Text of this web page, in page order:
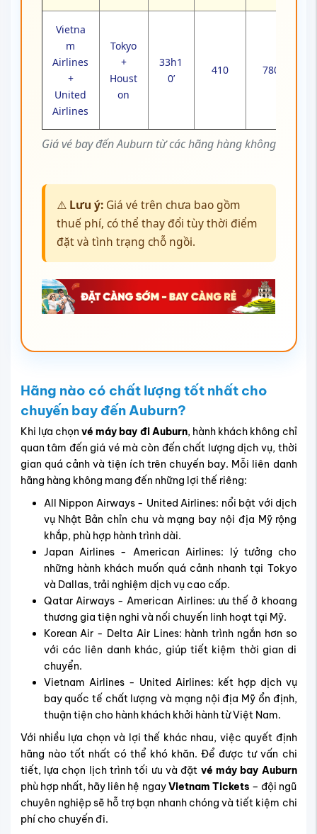
Giá vé bay đến Auburn từ các hãng hàng không
Vietna
m
Airlines
+
United
Airlines
Tokyo
+
Houst
on
33h1
0’
410 780
⚠️ Lưu ý:Giá vé trên chưa bao gồm
thuế phí, có thể thay đổi tùy thời điểm
đặt và tình trạng chỗ ngồi.
Hãng nào có chất lượng tốt nhất cho
chuyến bay đến Auburn?
Khi lựa chọnvé máy bay đi Auburn, hành khách không chỉ
quan tâm đến giá vé mà còn đến chất lượng dịch vụ, thời
gian quá cảnh và tiện ích trên chuyến bay. Mỗi liên danh
hãng hàng không mang đến những lợi thế riêng:
All Nippon Airways - United Airlines: nổi bật với dịch
vụ Nhật Bản chỉn chu và mạng bay nội địa Mỹ rộng
khắp, phù hợp hành trình dài.
Japan Airlines - American Airlines: lý tưởng cho
những hành khách muốn quá cảnh nhanh tại Tokyo
và Dallas, trải nghiệm dịch vụ cao cấp.
Qatar Airways - American Airlines: ưu thế ở khoang
thương gia tiện nghi và nối chuyến linh hoạt tại Mỹ.
Korean Air - Delta Air Lines: hành trình ngắn hơn so
với các liên danh khác, giúp tiết kiệm thời gian di
chuyển.
Vietnam Airlines - United Airlines: kết hợp dịch vụ
bay quốc tế chất lượng và mạng nội địa Mỹ ổn định,
thuận tiện cho hành khách khởi hành từ Việt Nam.
Với nhiều lựa chọn và lợi thế khác nhau, việc quyết định
hãng nào tốt nhất có thể khó khăn. Để được tư vấn chi
tiết, lựa chọn lịch trình tối ưu và đặt vé máy bay Auburn
phù hợp nhất, hãy liên hệ ngayVietnam Tickets – đội ngũ
chuyên nghiệp sẽ hỗ trợ bạn nhanh chóng và tiết kiệm chi
phí cho chuyến đi.